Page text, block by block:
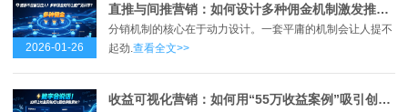
2026-01-26
直推与间推营销：如何设计多种佣金机制激发推广动力？
分销机制的核心在于动力设计。一套平庸的机制会让人提不
起劲. 查看全文>>
收益可视化营销：如何用“55万收益案例”吸引创业者？